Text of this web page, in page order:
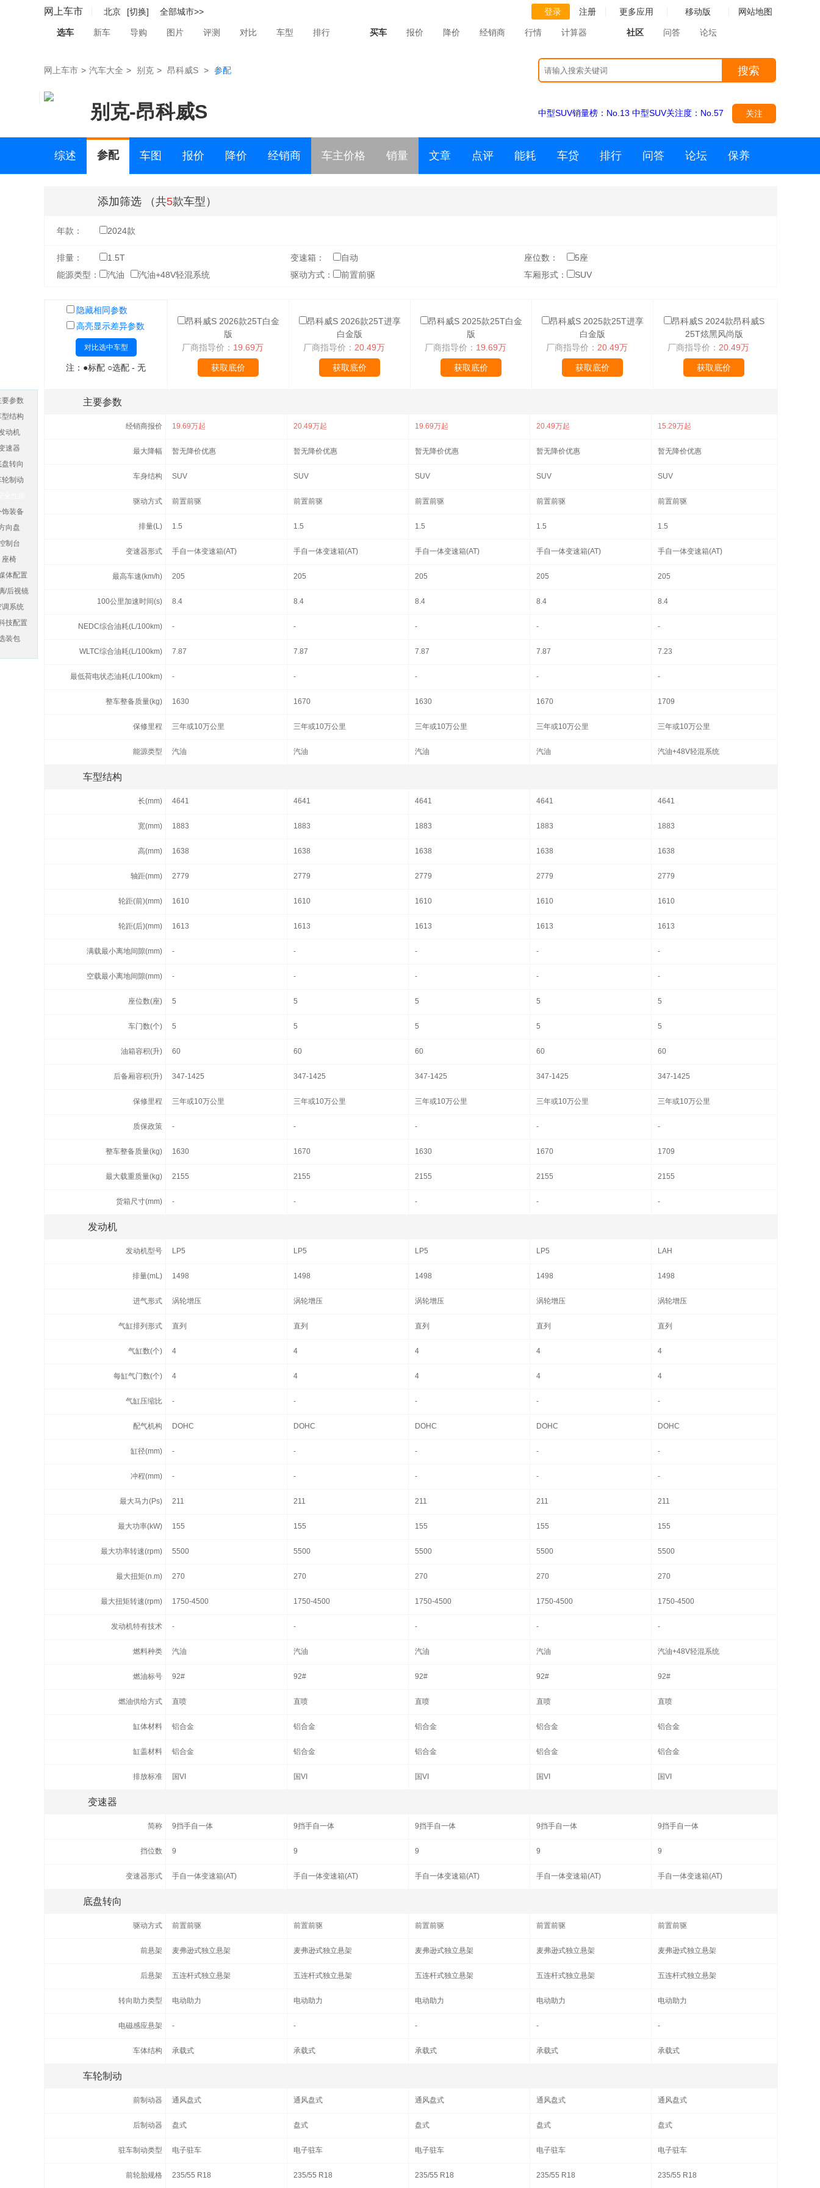
网上车市 北京 [切换] 全部城市>> 登录 注册 更多应用 移动版 网站地图
选车 新车 导购 图片 评测 对比 车型 排行 买车 报价 降价 经销商 行情 计算器 社区 问答 论坛
网上车市 > 汽车大全 > 别克 > 昂科威S > 参配 搜索
别克-昂科威S 中型SUV销量榜： No.13 中型SUV关注度： No.57 关注
综述 参配 车图 报价 降价 经销商 车主价格 销量 文章 点评 能耗 车贷 排行 问答 论坛 保养
添加筛选 （共5款车型）
年款： 2024款
排量： 1.5T 变速箱： 自动 座位数：
5座
能源类型：
汽油 汽油+48V轻混系统 驱动方式： 前置前驱 车厢形式： SUV
隐藏相同参数
高亮显示差异参数
对比选中车型
注：●标配 ○选配 - 无
昂科威S 2026款25T白金
版
厂商指导价： 19.69万
获取底价
昂科威S 2026款25T进享
白金版
厂商指导价： 20.49万
获取底价
昂科威S 2025款25T白金
版
厂商指导价： 19.69万
获取底价
昂科威S 2025款25T进享
白金版
厂商指导价： 20.49万
获取底价
昂科威S 2024款昂科威S
25T炫黑风尚版
厂商指导价： 20.49万
获取底价
主要参数
经销商报价 19.69万起 20.49万起 19.69万起 20.49万起 15.29万起
最大降幅 暂无降价优惠 暂无降价优惠 暂无降价优惠 暂无降价优惠 暂无降价优惠
车身结构 SUV SUV SUV SUV SUV
驱动方式 前置前驱 前置前驱 前置前驱 前置前驱 前置前驱
排量(L) 1.5 1.5 1.5 1.5 1.5
变速器形式 手自一体变速箱(AT) 手自一体变速箱(AT) 手自一体变速箱(AT) 手自一体变速箱(AT) 手自一体变速箱(AT)
最高车速(km/h) 205 205 205 205 205
100公里加速时间(s) 8.4 8.4 8.4 8.4 8.4
NEDC综合油耗(L/100km) - - - - -
WLTC综合油耗(L/100km) 7.87 7.87 7.87 7.87 7.23
最低荷电状态油耗(L/100km) - - - - -
整车整备质量(kg) 1630 1670 1630 1670 1709
保修里程 三年或10万公里 三年或10万公里 三年或10万公里 三年或10万公里 三年或10万公里
能源类型 汽油 汽油 汽油 汽油 汽油+48V轻混系统
车型结构
长(mm) 4641 4641 4641 4641 4641
宽(mm) 1883 1883 1883 1883 1883
高(mm) 1638 1638 1638 1638 1638
轴距(mm) 2779 2779 2779 2779 2779
轮距(前)(mm) 1610 1610 1610 1610 1610
轮距(后)(mm) 1613 1613 1613 1613 1613
满载最小离地间隙(mm) - - - - -
空载最小离地间隙(mm) - - - - -
座位数(座) 5 5 5 5 5
车门数(个) 5 5 5 5 5
油箱容积(升) 60 60 60 60 60
后备厢容积(升) 347-1425 347-1425 347-1425 347-1425 347-1425
保修里程 三年或10万公里 三年或10万公里 三年或10万公里 三年或10万公里 三年或10万公里
质保政策 - - - - -
整车整备质量(kg) 1630 1670 1630 1670 1709
最大载重质量(kg) 2155 2155 2155 2155 2155
货箱尺寸(mm) - - - - -
发动机
发动机型号 LP5 LP5 LP5 LP5 LAH
排量(mL) 1498 1498 1498 1498 1498
进气形式 涡轮增压 涡轮增压 涡轮增压 涡轮增压 涡轮增压
气缸排列形式 直列 直列 直列 直列 直列
气缸数(个) 4 4 4 4 4
每缸气门数(个) 4 4 4 4 4
气缸压缩比 - - - - -
配气机构 DOHC DOHC DOHC DOHC DOHC
缸径(mm) - - - - -
冲程(mm) - - - - -
最大马力(Ps) 211 211 211 211 211
最大功率(kW) 155 155 155 155 155
最大功率转速(rpm) 5500 5500 5500 5500 5500
最大扭矩(n.m) 270 270 270 270 270
最大扭矩转速(rpm) 1750-4500 1750-4500 1750-4500 1750-4500 1750-4500
发动机特有技术 - - - - -
燃料种类 汽油 汽油 汽油 汽油 汽油+48V轻混系统
燃油标号 92# 92# 92# 92# 92#
燃油供给方式 直喷 直喷 直喷 直喷 直喷
缸体材料 铝合金 铝合金 铝合金 铝合金 铝合金
缸盖材料 铝合金 铝合金 铝合金 铝合金 铝合金
排放标准 国VI 国VI 国VI 国VI 国VI
变速器
简称 9挡手自一体 9挡手自一体 9挡手自一体 9挡手自一体 9挡手自一体
挡位数 9 9 9 9 9
变速器形式 手自一体变速箱(AT) 手自一体变速箱(AT) 手自一体变速箱(AT) 手自一体变速箱(AT) 手自一体变速箱(AT)
底盘转向
驱动方式 前置前驱 前置前驱 前置前驱 前置前驱 前置前驱
前悬架 麦弗逊式独立悬架 麦弗逊式独立悬架 麦弗逊式独立悬架 麦弗逊式独立悬架 麦弗逊式独立悬架
后悬架 五连杆式独立悬架 五连杆式独立悬架 五连杆式独立悬架 五连杆式独立悬架 五连杆式独立悬架
转向助力类型 电动助力 电动助力 电动助力 电动助力 电动助力
电磁感应悬架 - - - - -
车体结构 承载式 承载式 承载式 承载式 承载式
车轮制动
前制动器 通风盘式 通风盘式 通风盘式 通风盘式 通风盘式
后制动器 盘式 盘式 盘式 盘式 盘式
驻车制动类型 电子驻车 电子驻车 电子驻车 电子驻车 电子驻车
前轮胎规格 235/55 R18 235/55 R18 235/55 R18 235/55 R18 235/55 R18
要参数
型结构
动机
速器
盘转向
轮制动
饰装备
向盘
制台
座椅
体配置
/后视镜
调系统
技配置
装包